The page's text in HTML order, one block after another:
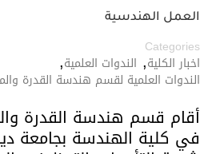
العمل الهندسية
Categories
اخبار الكلية, الندوات العلمية,
الندوات العلمية لقسم هندسة القدرة
أقام قسم هندسة القدرة
في كلية الهندسة بجامعة